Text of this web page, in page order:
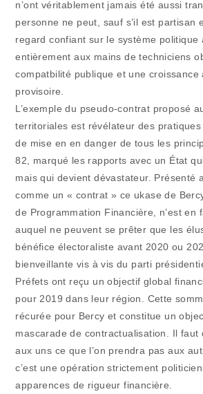
n’ont véritablement jamais été aussi
personne ne peut, sauf s’il est partisan
regard confiant sur le système politique
entièrement aux mains de techniciens
compatbilité publique et une croissance
provisoire.
L’exemple du pseudo-contrat proposé
territoriales est révélateur des
de mise en en danger de tous les
82, marqué les rapports avec un État
mais qui devient dévastateur. Présenté
comme un « contrat » ce ukase de
de Programmation Financière, n’est en
auquel ne peuvent se prêter que les
bénéfice électoraliste avant 2020 ou
bienveillante vis à vis du parti
Préfets ont reçu un objectif global
pour 2019 dans leur région. Cette
récurée pour Bercy et constitue un
mascarade de contractualisation. Il faut
aux uns ce que l’on prendra pas aux
c’est une opération strictement
apparences de rigueur financière.